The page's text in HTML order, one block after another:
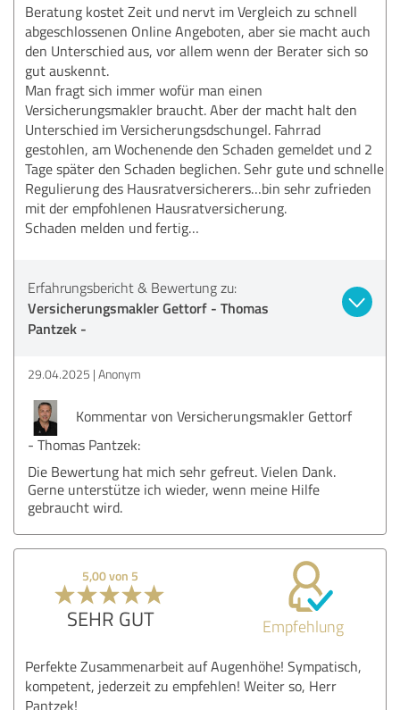
Beratung kostet Zeit und nervt im Vergleich zu schnell
abgeschlossenen Online Angeboten, aber sie macht auch
den Unterschied aus, vor allem wenn der Berater sich so
gut auskennt.
Man fragt sich immer wofür man einen
Versicherungsmakler braucht. Aber der macht halt den
Unterschied im Versicherungsdschungel. Fahrrad
gestohlen, am Wochenende den Schaden gemeldet und 2
Tage später den Schaden beglichen. Sehr gute und schnelle
Regulierung des Hausratversicherers…bin sehr zufrieden
mit der empfohlenen Hausratversicherung.
Schaden melden und fertig…
Erfahrungsbericht & Bewertung zu:
Versicherungsmakler Gettorf - Thomas
Pantzek -
29.04.2025 Anonym
Kommentar von Versicherungsmakler Gettorf
- Thomas Pantzek:
Die Bewertung hat mich sehr gefreut. Vielen Dank.
Gerne unterstütze ich wieder, wenn meine Hilfe
gebraucht wird.
5,00 von 5
SEHR GUT Empfehlung
Perfekte Zusammenarbeit auf Augenhöhe! Sympatisch,
kompetent, jederzeit zu empfehlen! Weiter so, Herr
Pantzek!